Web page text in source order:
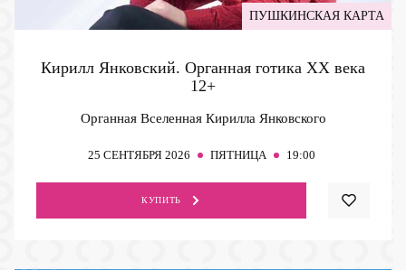
ПУШКИНСКАЯ КАРТА
Кирилл Янковский. Органная готика ХХ века
12+
Органная Вселенная Кирилла Янковского
25 СЕНТЯБРЯ 2026 ПЯТНИЦА 19:00
КУПИТЬ